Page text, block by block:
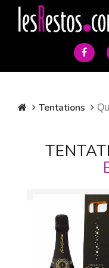
Tentations